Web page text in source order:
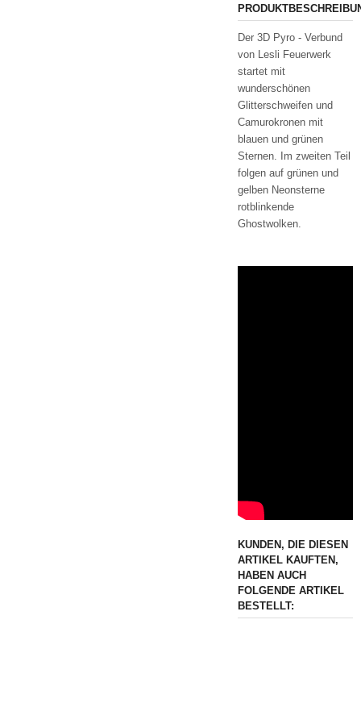
Der 3D Pyro - Verbund
von Lesli Feuerwerk
startet mit
wunderschönen
Glitterschweifen und
Camurokronen mit
blauen und grünen
Sternen. Im zweiten Teil
folgen auf grünen und
gelben Neonsterne
rotblinkende
Ghostwolken.
KUNDEN, DIE DIESEN
ARTIKEL KAUFTEN,
HABEN AUCH
FOLGENDE ARTIKEL
BESTELLT: